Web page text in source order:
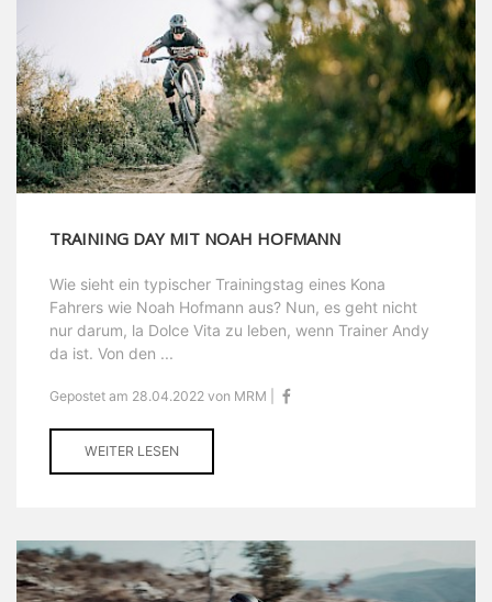
TRAINING DAY MIT NOAH HOFMANN
Wie sieht ein typischer Trainingstag eines Kona
Fahrers wie Noah Hofmann aus? Nun, es geht nicht
nur darum, la Dolce Vita zu leben, wenn Trainer Andy
da ist. Von den ...
Gepostet am 28.04.2022 von MRM |
WEITER LESEN